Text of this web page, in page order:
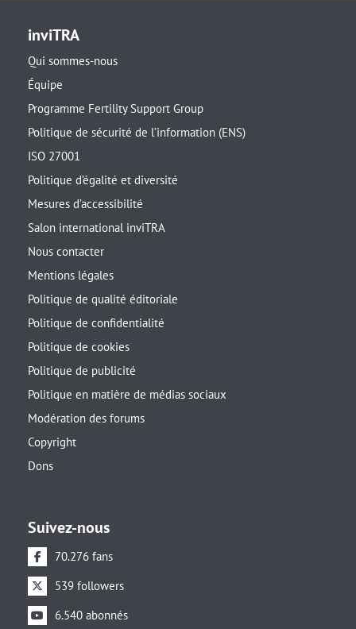
inviTRA
Qui sommes-nous
Équipe
Programme Fertility Support Group
Politique de sécurité de l’information (ENS)
ISO 27001
Politique d’égalité et diversité
Mesures d’accessibilité
Salon international inviTRA
Nous contacter
Mentions légales
Politique de qualité éditoriale
Politique de confidentialité
Politique de cookies
Politique de publicité
Politique en matière de médias sociaux
Modération des forums
Copyright
Dons
Suivez-nous
70.276 fans
539 followers
6.540 abonnés